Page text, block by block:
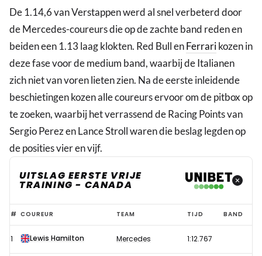
De 1.14,6 van Verstappen werd al snel verbeterd door
de Mercedes-coureurs die op de zachte band reden en
beiden een 1.13 laag klokten. Red Bull enFerrarikozen in
deze fase voor de medium band, waarbij de Italianen
zich niet van voren lieten zien. Na de eerste inleidende
beschietingen kozen alle coureurs ervoor om de pitbox op
te zoeken, waarbij het verrassend de Racing Points van
Sergio Perez en Lance Stroll waren die beslag legden op
de posities vier en vijf.
UITSLAG EERSTE VRIJE
TRAINING - CANADA
Vierde
tijd
Verstappen,
# COUREUR TEAM TIJD BAND
1 Lewis Hamilton Mercedes 1:12.767